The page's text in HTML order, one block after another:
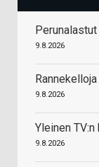
Perunalastut
9.8.2026
Rannekelloja
9.8.2026
Yleinen
9.8.2026